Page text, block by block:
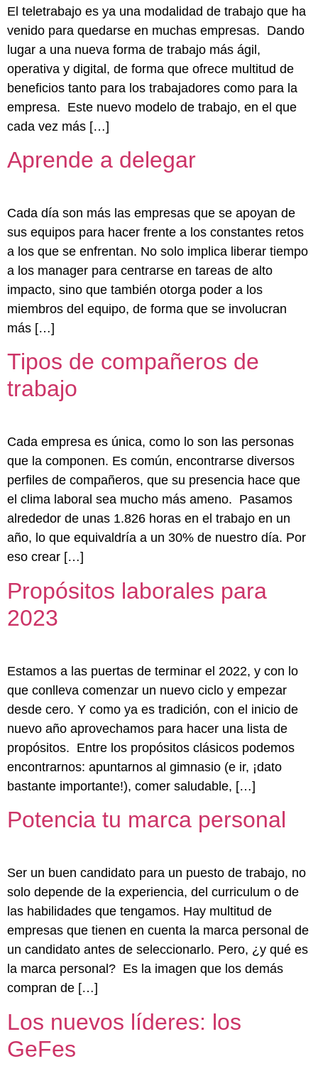
El teletrabajo es ya una modalidad de trabajo que ha
venido para quedarse en muchas empresas. Dando
lugar a una nueva forma de trabajo más ágil,
operativa y digital, de forma que ofrece multitud de
beneficios tanto para los trabajadores como para la
empresa. Este nuevo modelo de trabajo, en el que
cada vez más […]
Aprende a delegar
Cada día son más las empresas que se apoyan de
sus equipos para hacer frente a los constantes retos
a los que se enfrentan. No solo implica liberar tiempo
a los manager para centrarse en tareas de alto
impacto, sino que también otorga poder a los
miembros del equipo, de forma que se involucran
más […]
Tipos de compañeros de
trabajo
Cada empresa es única, como lo son las personas
que la componen. Es común, encontrarse diversos
perfiles de compañeros, que su presencia hace que
el clima laboral sea mucho más ameno. Pasamos
alrededor de unas 1.826 horas en el trabajo en un
año, lo que equivaldría a un 30% de nuestro día. Por
eso crear […]
Propósitos laborales para
2023
Estamos a las puertas de terminar el 2022, y con lo
que conlleva comenzar un nuevo ciclo y empezar
desde cero. Y como ya es tradición, con el inicio de
nuevo año aprovechamos para hacer una lista de
propósitos. Entre los propósitos clásicos podemos
encontrarnos: apuntarnos al gimnasio (e ir, ¡dato
bastante importante!), comer saludable, […]
Potencia tu marca personal
Ser un buen candidato para un puesto de trabajo, no
solo depende de la experiencia, del curriculum o de
las habilidades que tengamos. Hay multitud de
empresas que tienen en cuenta la marca personal de
un candidato antes de seleccionarlo. Pero, ¿y qué es
la marca personal? Es la imagen que los demás
compran de […]
Los nuevos líderes: los
GeFes